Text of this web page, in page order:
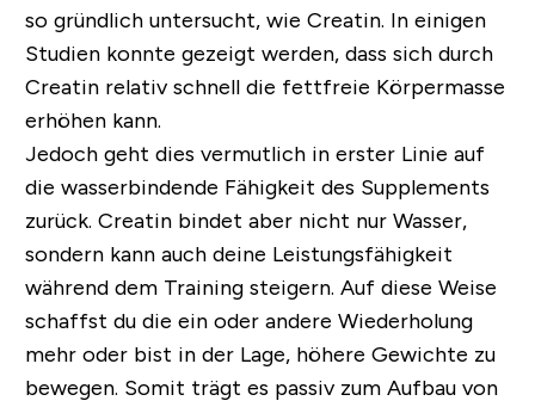
so gründlich untersucht, wie Creatin. In einigen
Studien konnte gezeigt werden, dass sich durch
Creatin relativ schnell die fettfreie Körpermasse
erhöhen kann.
Jedoch geht dies vermutlich in erster Linie auf
die wasserbindende Fähigkeit des Supplements
zurück. Creatin bindet aber nicht nur Wasser,
sondern kann auch deine Leistungsfähigkeit
während dem Training steigern. Auf diese Weise
schaffst du die ein oder andere Wiederholung
mehr oder bist in der Lage, höhere Gewichte zu
bewegen. Somit trägt es passiv zum Aufbau von